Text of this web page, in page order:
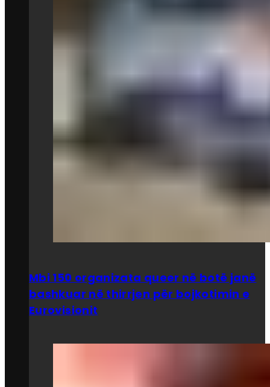
Mbi 150 organizata queer në botë janë
bashkuar në thirrjen për bojkotimin e
Eurovisionit